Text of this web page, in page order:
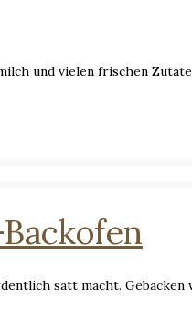
und vielen frischen
satt macht. Gebacken